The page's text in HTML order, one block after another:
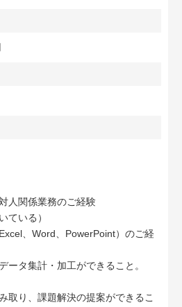
人関係業務のご経験
ている）
、Word、PowerPoint）のご経
タ集計・加工ができること。
取り、課題解決の提案ができるこ